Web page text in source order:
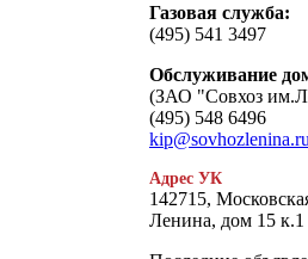
Газовая служба:
(495) 541 3497
Обслуживание
(ЗАО "Совхоз
(495) 548 6496
kip@sovhozlenina.ru
Адрес УК
142715,
Ленина, дом 15 к.1